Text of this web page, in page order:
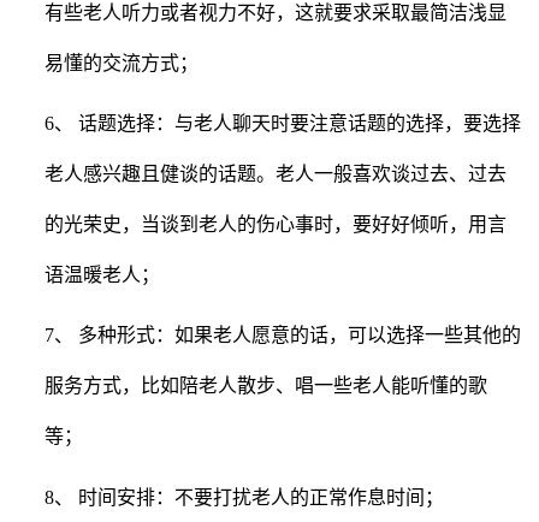
有些老人听力或者视力不好，这就要求采取最简洁浅显
易懂的交流方式；
6、 话题选择：与老人聊天时要注意话题的选择，要选择
老人感兴趣且健谈的话题。老人一般喜欢谈过去、过去
的光荣史，当谈到老人的伤心事时，要好好倾听，用言
语温暖老人；
7、 多种形式：如果老人愿意的话，可以选择一些其他的
服务方式，比如陪老人散步、唱一些老人能听懂的歌
等；
8、 时间安排：不要打扰老人的正常作息时间；